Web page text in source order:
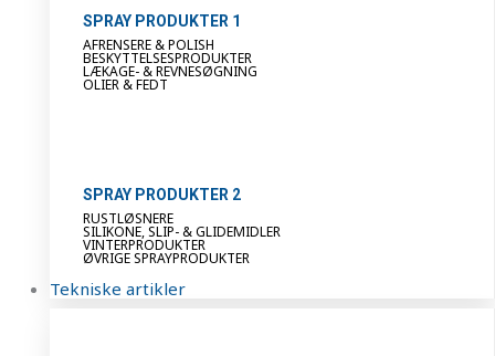
SPRAY PRODUKTER 1
AFRENSERE & POLISH
BESKYTTELSESPRODUKTER
LÆKAGE- & REVNESØGNING
OLIER & FEDT
SPRAY PRODUKTER 2
RUSTLØSNERE
SILIKONE, SLIP- & GLIDEMIDLER
VINTERPRODUKTER
ØVRIGE SPRAYPRODUKTER
Tekniske artikler